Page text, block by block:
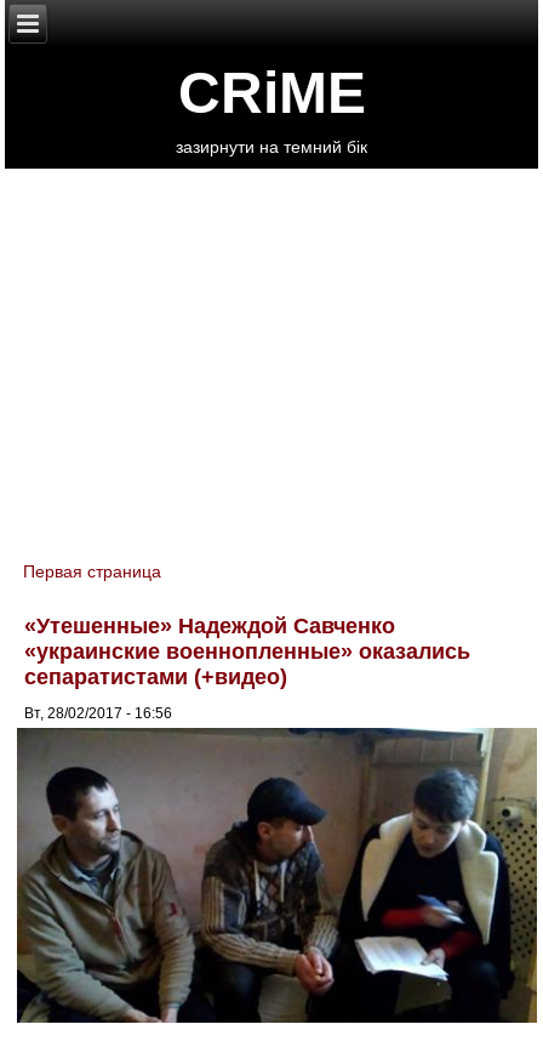
CRiME
зазирнути на темний бік
You are here
Первая страница
«Утешенные» Надеждой Савченко
«украинские военнопленные» оказались
сепаратистами (+видео)
Вт, 28/02/2017 - 16:56